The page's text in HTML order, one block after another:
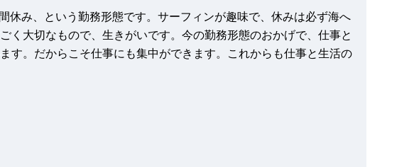
み、という勤務形態です。サーフィンが趣味で、休みは必ず海へ
く大切なもので、生きがいです。今の勤務形態のおかげで、仕事と
す。だからこそ仕事にも集中ができます。これからも仕事と生活の